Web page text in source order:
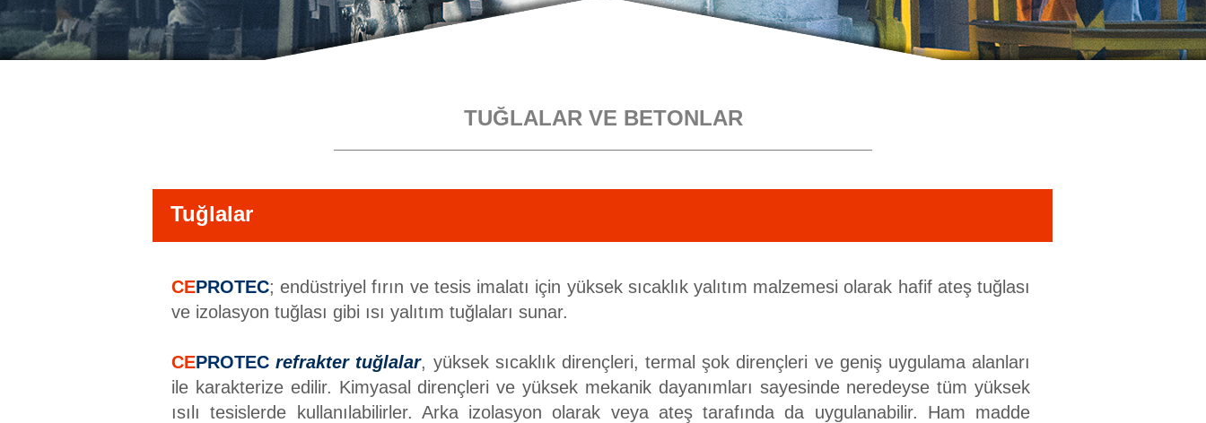
TUĞLALAR VE BETONLAR
Tuğlalar
CEPROTEC; endüstriyel fırın ve tesis imalatı için yüksek sıcaklık yalıtım malzemesi olarak hafif ateş tuğlası
ve izolasyon tuğlası gibi ısı yalıtım tuğlaları sunar.
CEPROTEC refrakter tuğlalar, yüksek sıcaklık dirençleri, termal şok dirençleri ve geniş uygulama alanları
ile karakterize edilir. Kimyasal dirençleri ve yüksek mekanik dayanımları sayesinde neredeyse tüm yüksek
ısılı tesislerde kullanılabilirler. Arka izolasyon olarak veya ateş tarafında da uygulanabilir. Ham madde